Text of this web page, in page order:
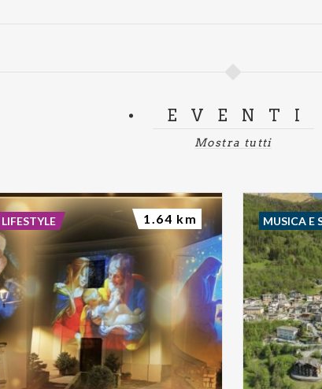
EVENTI
Mostra tutti
LIFESTYLE 1.64 km MUSICA E